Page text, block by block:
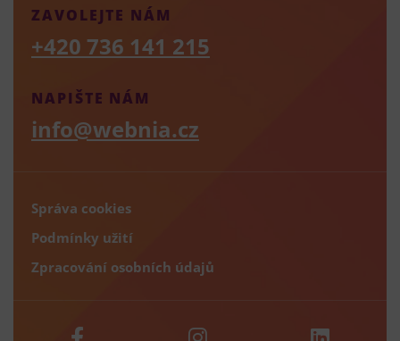
NAPIŠTE NÁM
info@webnia.cz
ZAVOLEJTE NÁM
+420 736 141 215
Správa cookies
Podmínky užití
Zpracování osobních údajů